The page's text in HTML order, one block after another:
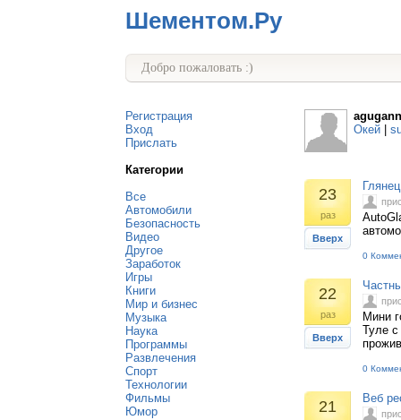
Шементом.Ру
Добро пожаловать :)
Регистрация
Вход
Прислать
Категории
Все
Автомобили
Безопасность
Видео
Другое
Заработок
Игры
Книги
Мир и бизнес
Музыка
Наука
Программы
Развлечения
Спорт
Технологии
Фильмы
Юмор
Окей
23
раз
Вверх
0
22
раз
Вверх
Мини
Туле
0
21 Веб